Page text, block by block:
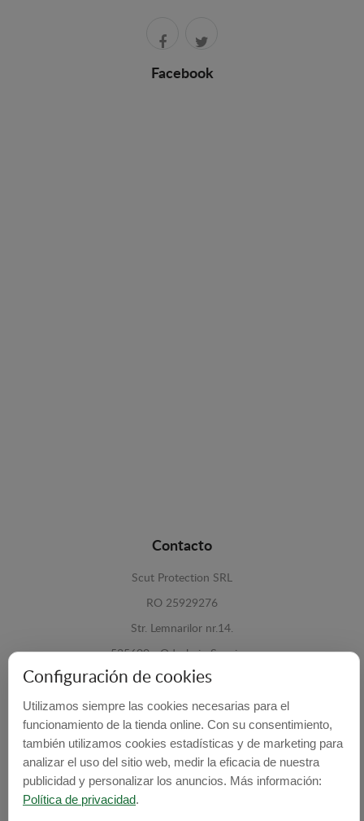
Facebook
Contacto
Scut Protection SRL
RO 25929276
Str. Lemnarilor nr.14.
535600 - Odorheiu Secuiesc
Harghita, Romania
E-mail: info@cubrecarter.com
www.cubrecarter.com
Configuración de cookies
Utilizamos siempre las cookies necesarias para el
funcionamiento de la tienda online. Con su consentimiento,
también utilizamos cookies estadísticas y de marketing para
analizar el uso del sitio web, medir la eficacia de nuestra
publicidad y personalizar los anuncios. Más información:
Política de privacidad.